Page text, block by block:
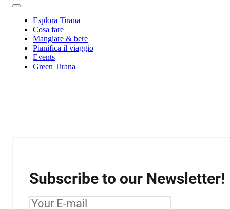
Esplora Tirana
Cosa fare
Mangiare & bere
Pianifica il viaggio
Events
Green Tirana
Subscribe to our Newsletter!